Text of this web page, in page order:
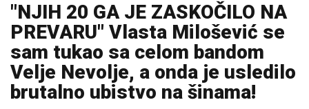
"NJIH 20 GA JE ZASKOČILO NA
PREVARU" Vlasta Milošević se
sam tukao sa celom bandom
Velje Nevolje, a onda je usledilo
brutalno ubistvo na šinama!